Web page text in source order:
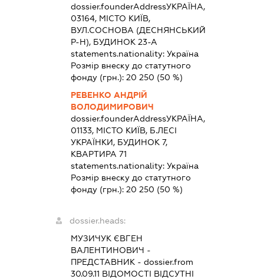
dossier.founderAddressУКРАЇНА,
03164, МІСТО КИЇВ,
ВУЛ.СОСНОВА (ДЕСНЯНСЬКИЙ
Р-Н), БУДИНОК 23-А
statements.nationality: Україна
Розмір внеску до статутного
фонду (грн.): 20 250 (50 %)
РЕВЕНКО АНДРІЙ
ВОЛОДИМИРОВИЧ
dossier.founderAddressУКРАЇНА,
01133, МІСТО КИЇВ, Б.ЛЕСІ
УКРАЇНКИ, БУДИНОК 7,
КВАРТИРА 71
statements.nationality: Україна
Розмір внеску до статутного
фонду (грн.): 20 250 (50 %)
dossier.heads:
МУЗИЧУК ЄВГЕН
ВАЛЕНТИНОВИЧ -
ПРЕДСТАВНИК - dossier.from
30.09.11 ВІДОМОСТІ ВІДСУТНІ